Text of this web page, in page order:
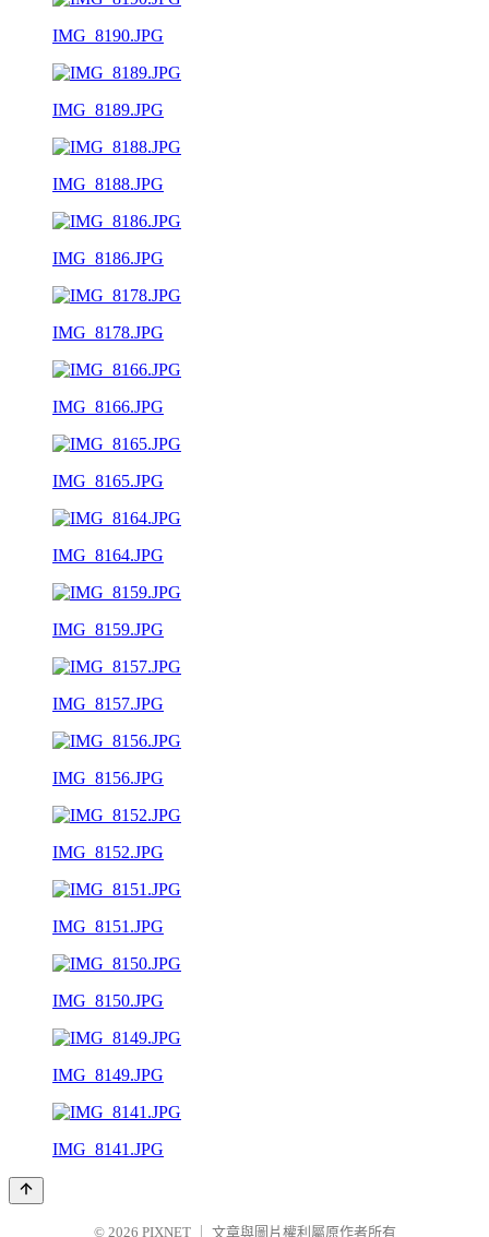
IMG_8190.JPG
IMG_8189.JPG
IMG_8188.JPG
IMG_8186.JPG
IMG_8178.JPG
IMG_8166.JPG
IMG_8165.JPG
IMG_8164.JPG
IMG_8159.JPG
IMG_8157.JPG
IMG_8156.JPG
IMG_8152.JPG
IMG_8151.JPG
IMG_8150.JPG
IMG_8149.JPG
IMG_8141.JPG
© 2026 PIXNET 文章與圖片權利屬原作者所有